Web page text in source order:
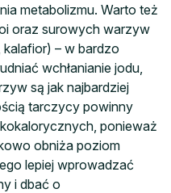
metabolizmu. Warto też
oraz surowych warzyw
– w bardzo
wchłanianie jodu,
są jak najbardziej
tarczycy powinny
ponieważ
obniża poziom
lepiej wprowadzać
i dbać o